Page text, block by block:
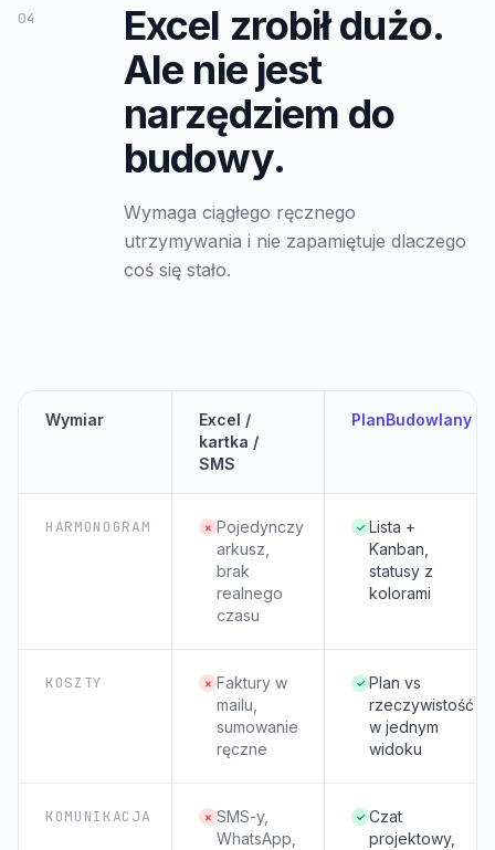
04
Excel zrobił dużo.
Ale nie jest
narzędziem do
budowy.
Wymaga ciągłego ręcznego
utrzymywania i nie zapamiętuje dlaczego
coś się stało.
Wymiar
Excel /
kartka /
SMS
PlanBudowlany
HARMONOGRAM × Pojedynczy
arkusz,
brak
realnego
czasu
✓ Lista +
Kanban,
statusy z
kolorami
KOSZTY × Faktury w
mailu,
sumowanie
ręczne
✓ Plan vs
rzeczywistość
w jednym
widoku
KOMUNIKACJA × SMS-y,
WhatsApp,
✓ Czat
projektowy,